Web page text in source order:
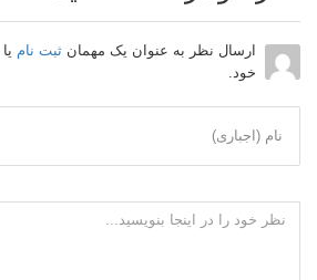
ارسال نظر به عنوان یک مهمان ثبت نام یا
خود.
نام (اجباری)